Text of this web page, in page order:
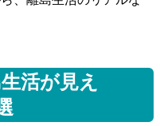
活が見え